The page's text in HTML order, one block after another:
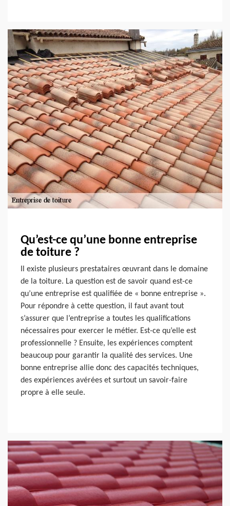
Qu’est-ce qu’une bonne entreprise
de toiture ?
Il existe plusieurs prestataires œuvrant dans le domaine
de la toiture. La question est de savoir quand est-ce
qu’une entreprise est qualifiée de « bonne entreprise ».
Pour répondre à cette question, il faut avant tout
s’assurer que l’entreprise a toutes les qualifications
nécessaires pour exercer le métier. Est-ce qu’elle est
professionnelle ? Ensuite, les expériences comptent
beaucoup pour garantir la qualité des services. Une
bonne entreprise allie donc des capacités techniques,
des expériences avérées et surtout un savoir-faire
propre à elle seule.